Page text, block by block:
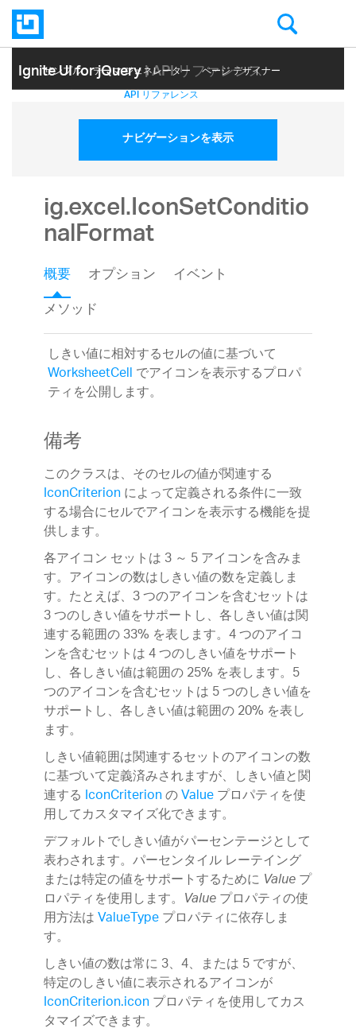
Ignite UI for jQuery| API リファレンス
サンプル テーマ ジェネレーター ページ デザイナー
ヘルプ トピック API リファレンス
ナビゲーションを表示
ig.excel.IconSetConditio
nalFormat
概要 オプション
イベント
メソッド
しきい値に相対するセルの値に基づいて
WorksheetCellでアイコンを表示するプロパ
ティを公開します。
備考
このクラスは、そのセルの値が関連する
IconCriterionによって定義される条件に一致
する場合にセルでアイコンを表示する機能を提
供します。
各アイコン セットは 3 ～ 5 アイコンを含みま
す。アイコンの数はしきい値の数を定義しま
す。たとえば、3 つのアイコンを含むセットは
3 つのしきい値をサポートし、各しきい値は関
連する範囲の 33% を表します。4 つのアイコ
ンを含むセットは 4 つのしきい値をサポート
し、各しきい値は範囲の 25% を表します。5
つのアイコンを含むセットは 5 つのしきい値を
サポートし、各しきい値は範囲の 20% を表し
ます。
しきい値範囲は関連するセットのアイコンの数
に基づいて定義済みされますが、しきい値と関
連する IconCriterionのValueプロパティを使
用してカスタマイズ化できます。
デフォルトでしきい値がパーセンテージとして
表わされます。パーセンタイル レーテイング
または特定の値をサポートするために Valueプ
ロパティを使用します。 Valueプロパティの使
用方法はValueTypeプロパティに依存しま
す。
しきい値の数は常に 3、4、または 5 ですが、
特定のしきい値に表示されるアイコンが
IconCriterion.iconプロパティを使用してカス
タマイズできます。